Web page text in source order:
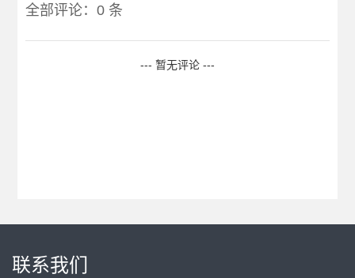
全部评论：0 条
--- 暂无评论 ---
联系我们